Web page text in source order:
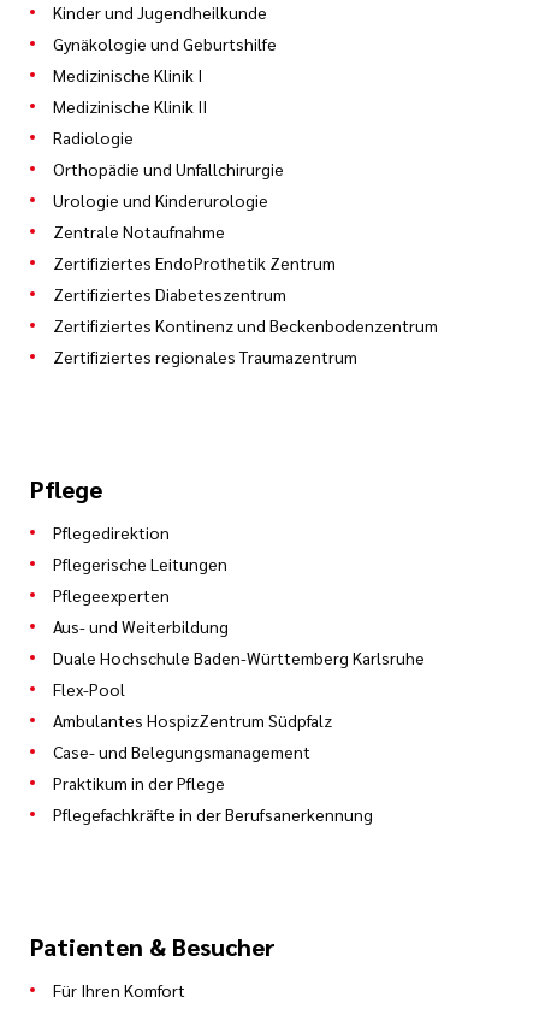
Kinder und Jugendheilkunde
Gynäkologie und Geburtshilfe
Medizinische Klinik I
Medizinische Klinik II
Radiologie
Orthopädie und Unfallchirurgie
Urologie und Kinderurologie
Zentrale Notaufnahme
Zertifiziertes EndoProthetik Zentrum
Zertifiziertes Diabeteszentrum
Zertifiziertes Kontinenz und Beckenbodenzentrum
Zertifiziertes regionales Traumazentrum
Pflege
Pflegedirektion
Pflegerische Leitungen
Pflegeexperten
Aus- und Weiterbildung
Duale Hochschule Baden-Württemberg Karlsruhe
Flex-Pool
Ambulantes HospizZentrum Südpfalz
Case- und Belegungsmanagement
Praktikum in der Pflege
Pflegefachkräfte in der Berufsanerkennung
Patienten & Besucher
Für Ihren Komfort